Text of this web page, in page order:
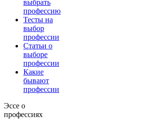
выбрать
профессию
Тесты на
выбор
профессии
Статьи о
выборе
профессии
Какие
бывают
профессии
Эссе о
профессиях